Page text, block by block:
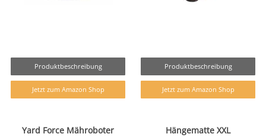
Produktbeschreibung
Jetzt zum Amazon Shop
Produktbeschreibung
Jetzt zum Amazon Shop
Yard Force Mähroboter Hängematte XXL